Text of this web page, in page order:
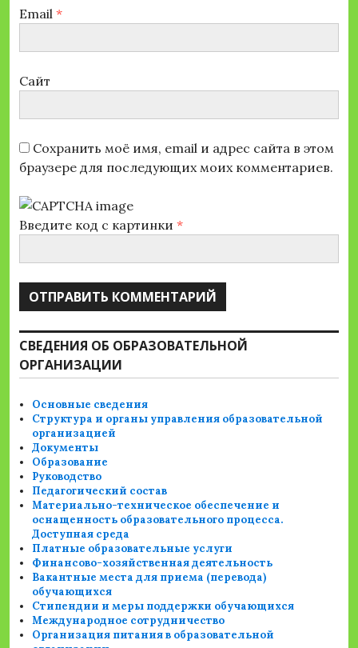
Email *
Сайт
Сохранить моё имя, email и адрес сайта в этом
браузере для последующих моих комментариев.
Введите код с картинки *
СВЕДЕНИЯ ОБ ОБРАЗОВАТЕЛЬНОЙ
ОРГАНИЗАЦИИ
Основные сведения
Структура и органы управления образовательной
организацией
Документы
Образование
Руководство
Педагогический состав
Материально-техническое обеспечение и
оснащенность образовательного процесса.
Доступная среда
Платные образовательные услуги
Финансово-хозяйственная деятельность
Вакантные места для приема (перевода)
обучающихся
Стипендии и меры поддержки обучающихся
Международное сотрудничество
Организация питания в образовательной